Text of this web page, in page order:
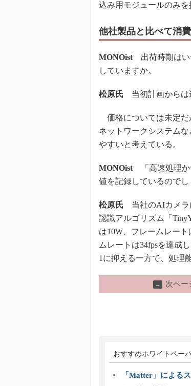
込み用モジュールのみを
他社製品と比べて消
MONOist 出荷時期はい
していますか。
松原氏 当初計画からは
価格については未定だ
ネットワークシステム
やすいと考えている。
MONOist 「高速処理か
値を記録しているのでし
松原氏 当社のAIカメラ
認識アルゴリズム「
は10W、フレームレー
ムレートは34fpsを達成
1に抑える一方で、処理
→ 次ペー
おすすめホワイトペー
「Matter」による